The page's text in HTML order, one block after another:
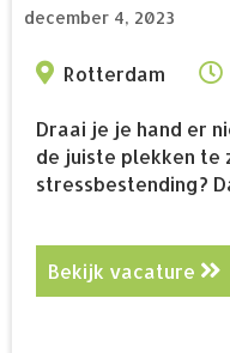
december 4, 2023
Rotterdam
Draai je je hand er
de juiste plekken te
stressbestending?
Bekijk vacature